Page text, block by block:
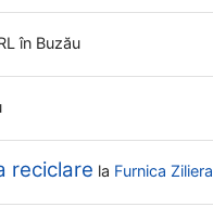
în Buzău
reciclare la Furnica Ziliera